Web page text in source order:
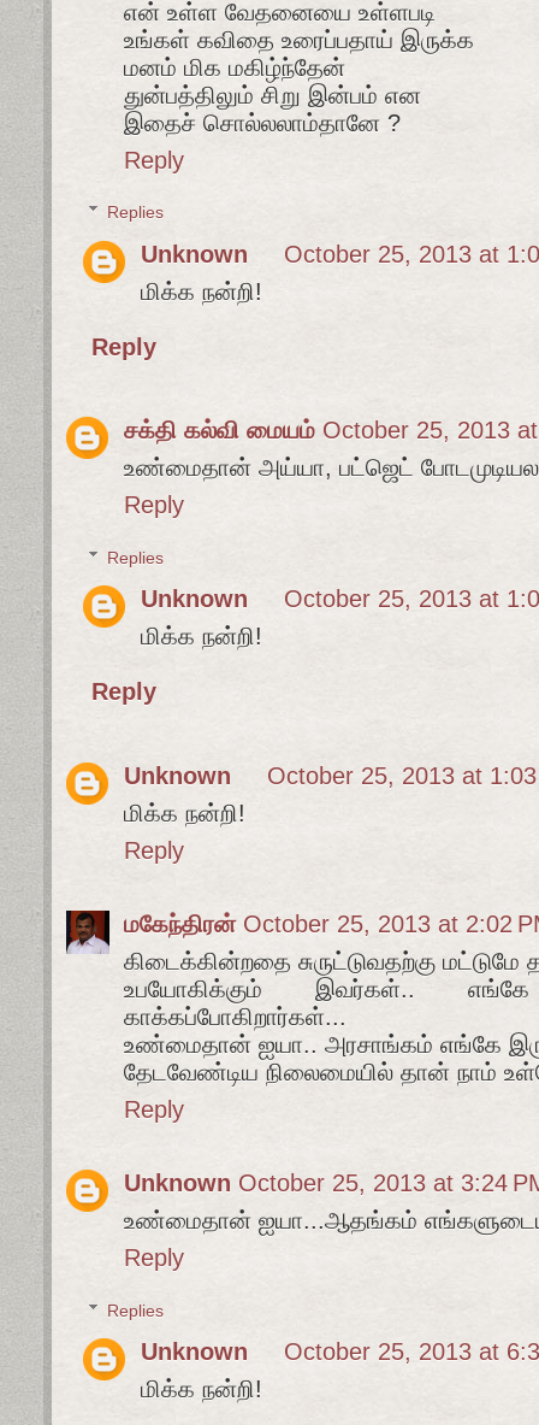
என் உள்ள வேதனையை உள்ளபடி
உங்கள் கவிதை உரைப்பதாய் இருக்க
மனம் மிக மகிழ்ந்தேன்
துன்பத்திலும் சிறு இன்பம் என
இதைச் சொல்லலாம்தானே ?
Reply
Replies
Unknown
October 25, 2013 at
மிக்க நன்றி!
Reply
சக்தி கல்வி மையம் October 25, 2013
உண்மைதான் அய்யா, பட்ஜெட்
Reply
Replies
Unknown
October 25, 2013 at
மிக்க நன்றி!
Reply
Unknown
October 25, 2013 at
மிக்க நன்றி!
Reply
மகேந்திரன் October 25, 2013 at 2:02
கிடைக்கின்றதை சுருட்டுவதற்கு
உபயோகிக்கும் இவர்கள்..
காக்கப்போகிறார்கள்...
உண்மைதான் ஐயா.. அரசாங்கம் எங்கே
தேடவேண்டிய நிலைமையில் தான் நாம்
Reply
Unknown October 25, 2013 at 3:24
உண்மைதான் ஐயா...ஆதங்கம்
Reply
Replies
Unknown
October 25, 2013 at
மிக்க நன்றி!